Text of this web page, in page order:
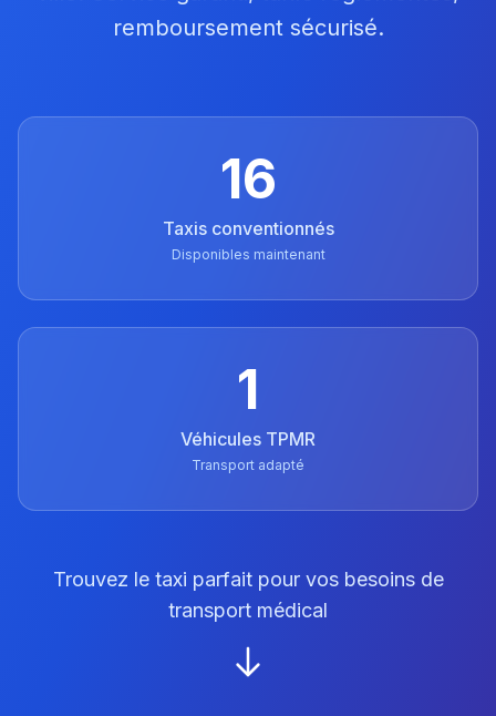
remboursement sécurisé.
16
Taxis conventionnés
Disponibles maintenant
1
Véhicules TPMR
Transport adapté
Trouvez le taxi parfait pour vos besoins de
transport médical